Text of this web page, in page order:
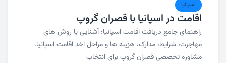
اسپانیا
اقامت در اسپانیا با قصران گروپ
راهنمای جامع دریافت اقامت اسپانیا؛ آشنایی با روش های
مهاجرت، شرایط، مدارک، هزینه ها و مراحل اخذ اقامت اسپانیا.
مشاوره تخصصی قصران گروپ برای انتخاب